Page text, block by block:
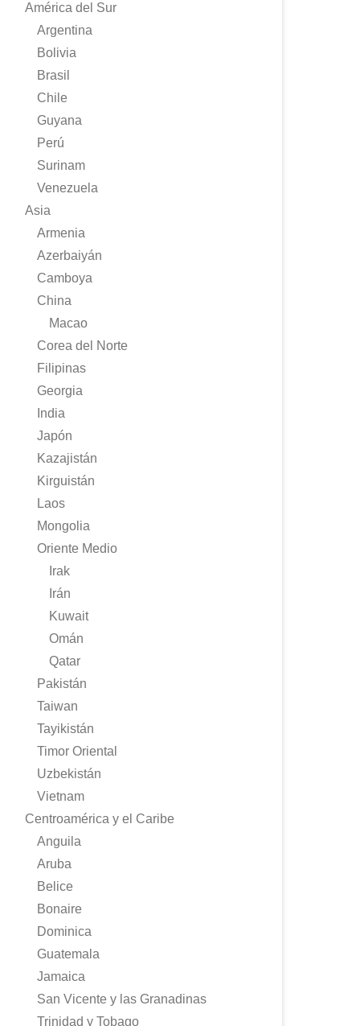
América del Sur
Argentina
Bolivia
Brasil
Chile
Guyana
Perú
Surinam
Venezuela
Asia
Armenia
Azerbaiyán
Camboya
China
Macao
Corea del Norte
Filipinas
Georgia
India
Japón
Kazajistán
Kirguistán
Laos
Mongolia
Oriente Medio
Irak
Irán
Kuwait
Omán
Qatar
Pakistán
Taiwan
Tayikistán
Timor Oriental
Uzbekistán
Vietnam
Centroamérica y el Caribe
Anguila
Aruba
Belice
Bonaire
Dominica
Guatemala
Jamaica
San Vicente y las Granadinas
Trinidad y Tobago